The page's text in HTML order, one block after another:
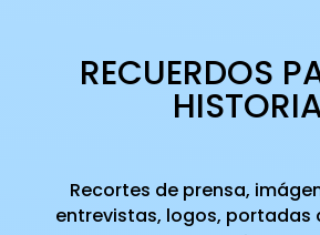
RECUERDOS
Recortes de prensa,
entrevistas, logos, portadas